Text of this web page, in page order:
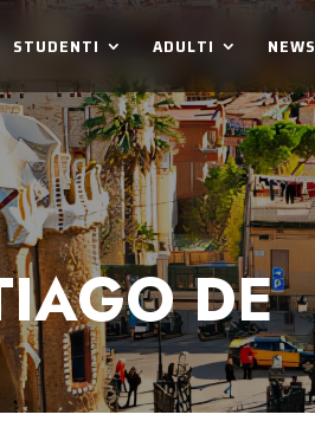
STUDENTI ADULTI NEWS
DE